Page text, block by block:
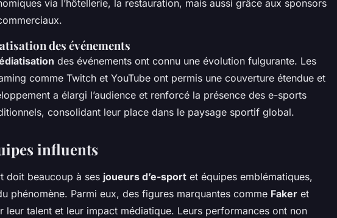
via l’hôtellerie, la restauration, mais aussi grâce aux sponsors
des événements
des événements ont connu une évolution fulgurante. Les
comme Twitch et YouTube ont permis une couverture étendue et
a élargi l’audience et renforcé la présence des e-sports
consolidant leur place dans le paysage sportif global.
influents
doit beaucoup à ses joueurs d’e-sport et équipes emblématiques,
phénomène. Parmi eux, des figures marquantes comme Faker et
leur talent et leur impact médiatique. Leurs performances ont non